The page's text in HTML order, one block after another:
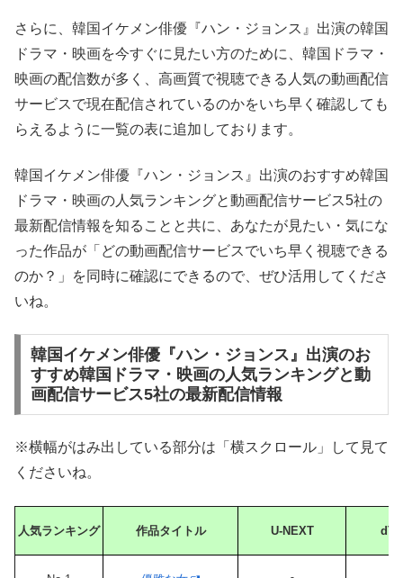
さらに、韓国イケメン俳優『ハン・ジョンス』出演の韓国
ドラマ・映画を今すぐに見たい方のために、韓国ドラマ・
映画の配信数が多く、高画質で視聴できる人気の動画配信
サービスで現在配信されているのかをいち早く確認しても
らえるように一覧の表に追加しております。
韓国イケメン俳優『ハン・ジョンス』出演のおすすめ韓国
ドラマ・映画の人気ランキングと動画配信サービス5社の
最新配信情報を知ることと共に、あなたが見たい・気にな
った作品が「どの動画配信サービスでいち早く視聴できる
のか？」を同時に確認にできるので、ぜひ活用してくださ
いね。
韓国イケメン俳優『ハン・ジョンス』出演のお
すすめ韓国ドラマ・映画の人気ランキングと動
画配信サービス5社の最新配信情報
※横幅がはみ出している部分は「横スクロール」して見て
くださいね。
人気ランキング 作品タイトル U-NEXT dTV